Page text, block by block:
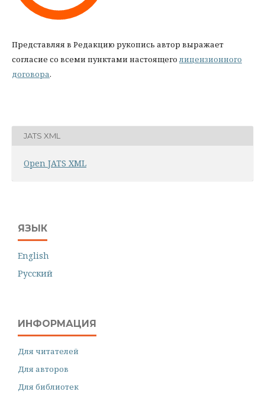
Представляя в Редакцию рукопись автор выражает
согласие со всеми пунктами настоящего лицензионного
договора.
JATS XML
Open JATS XML
ЯЗЫК
English
Русский
ИНФОРМАЦИЯ
Для читателей
Для авторов
Для библиотек